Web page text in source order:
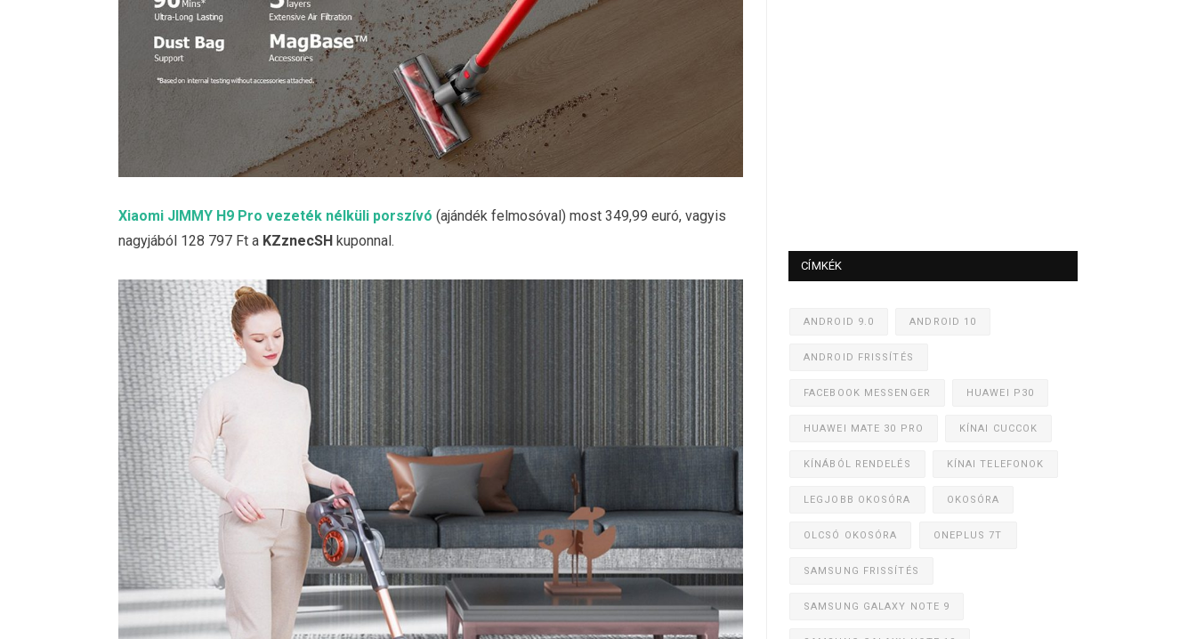
Xiaomi JIMMY H9 Pro vezeték nélküli porszívó (ajándék felmosóval) most 349,99 euró, vagyis
nagyjából 128 797 Ft a KZznecSH kuponnal.
CÍMKÉK
ANDROID 9.0 ANDROID 10
ANDROID FRISSÍTÉS
FACEBOOK MESSENGER HUAWEI P30
HUAWEI MATE 30 PRO KÍNAI CUCCOK
KÍNÁBÓL RENDELÉS KÍNAI TELEFONOK
LEGJOBB OKOSÓRA OKOSÓRA
OLCSÓ OKOSÓRA ONEPLUS 7T
SAMSUNG FRISSÍTÉS
SAMSUNG GALAXY NOTE 9